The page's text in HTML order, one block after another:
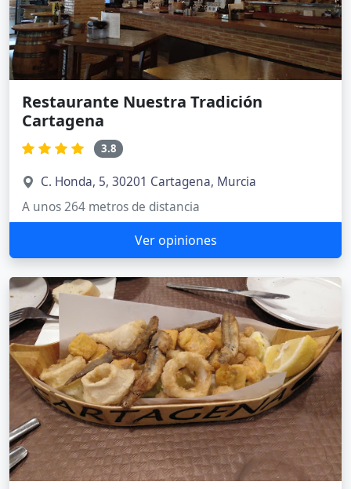
Restaurante Nuestra Tradición
Cartagena
3.8
C. Honda, 5, 30201 Cartagena, Murcia
A unos 264 metros de distancia
Ver opiniones